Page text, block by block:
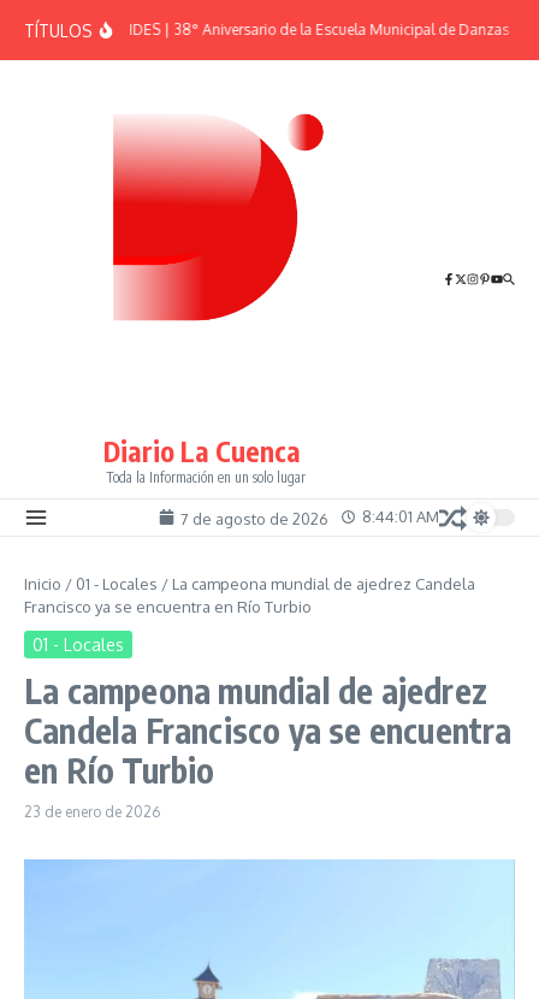
TÍTULOSEFEMÉRIDES | 38° Aniversario de la Escuela Municipal de Danzas “El
Diario La Cuenca
Toda la Información en un solo lugar
7 de agosto de 2026 8:44:01 AM
Inicio / 01 - Locales / La campeona mundial de ajedrez Candela
Francisco ya se encuentra en Río Turbio
01 - Locales
La campeona mundial de ajedrez
Candela Francisco ya se encuentra
en Río Turbio
23 de enero de 2026